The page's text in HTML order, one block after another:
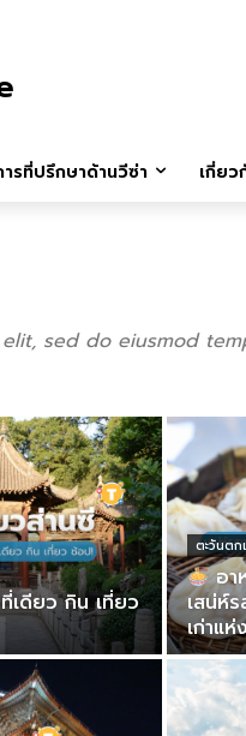
รที่ปรึกษาด้านวีซ่า เกี่ยว
sed do eiusmod
เดียว กิน เที่ยว
ตะวันตก
อา
เสน่ห์
เก่าแ